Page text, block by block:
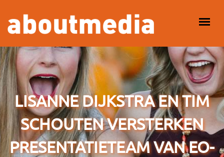
HOOFDMENU
LISANNE DIJKSTRA EN TIM
SCHOUTEN VERSTERKEN
PRESENTATIETEAM VAN EO-